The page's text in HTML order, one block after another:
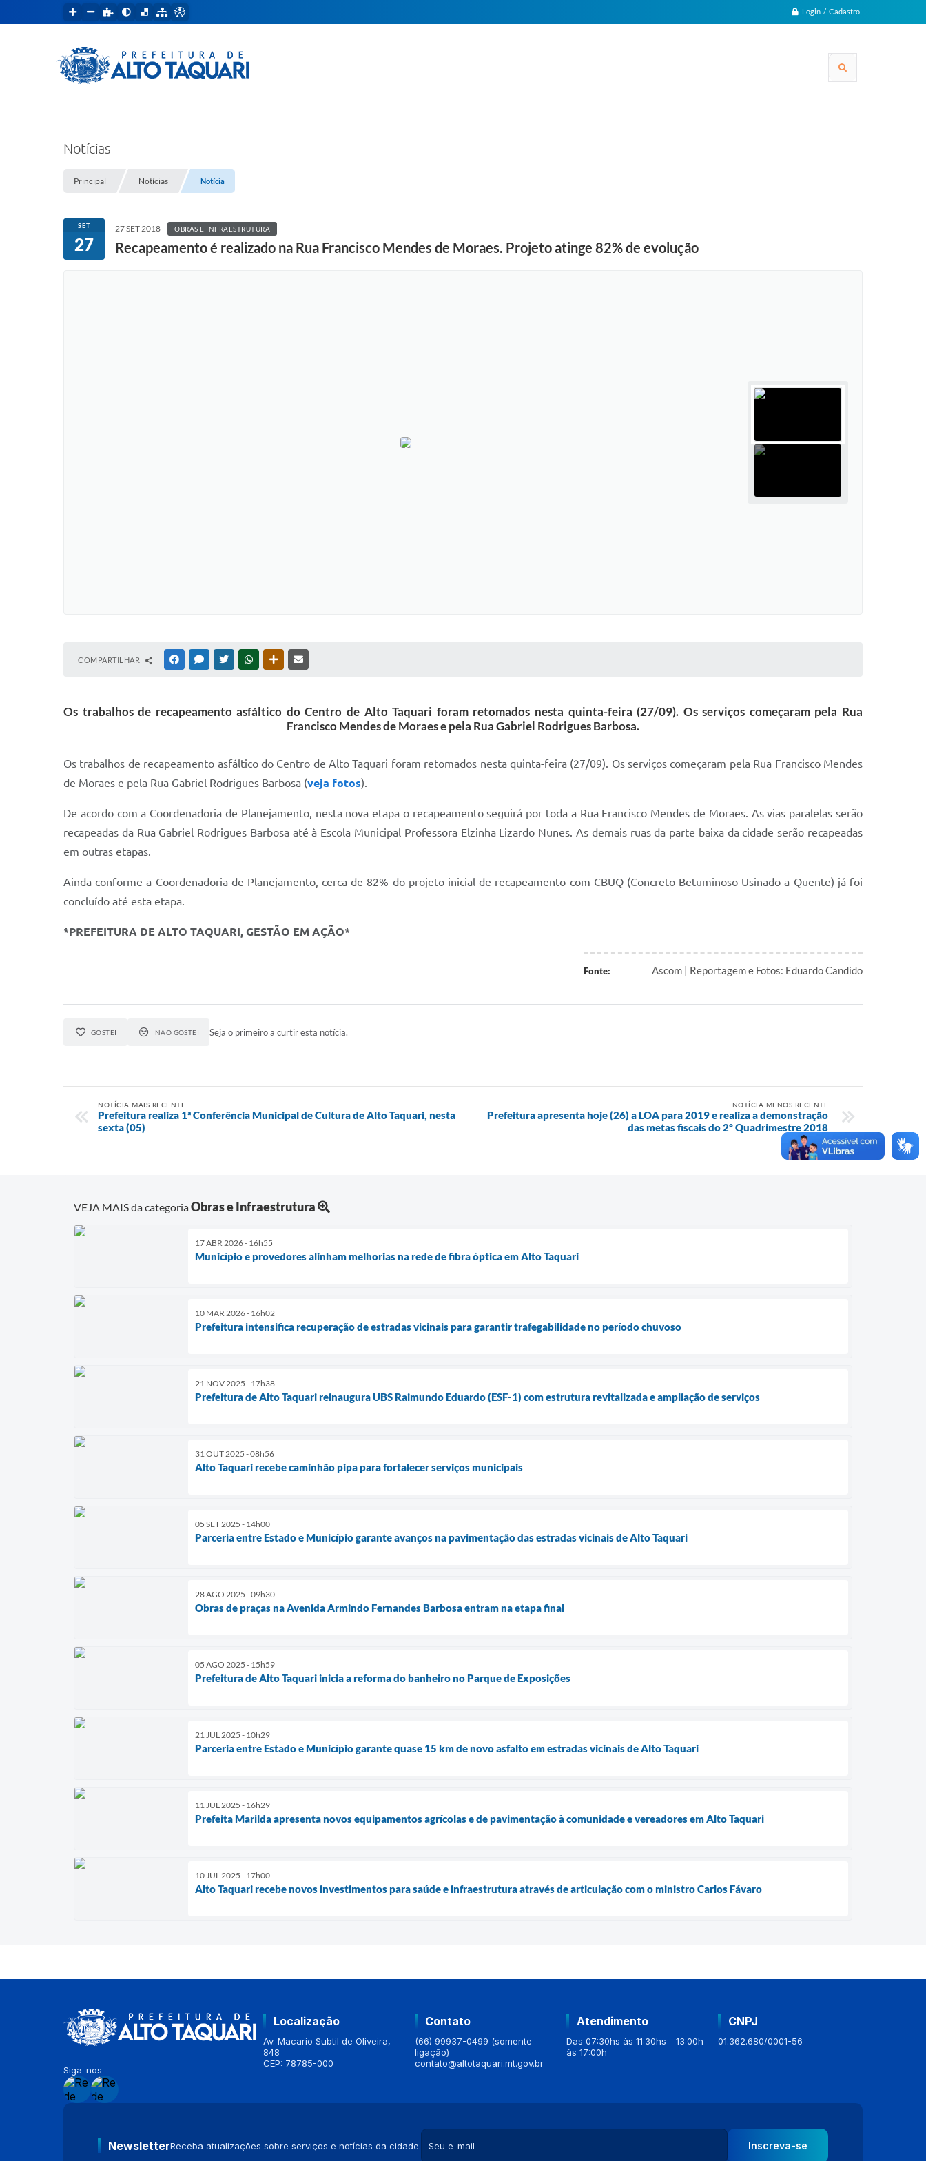
Login / Cadastro
Notícias
Principal Notícias Notícia
SET
27
27 SET 2018 OBRAS E INFRAESTRUTURA
Recapeamento é realizado na Rua Francisco Mendes de Moraes. Projeto atinge 82% de evolução
COMPARTILHAR FACEBOOKMESSENGER
TWITTERWHATSAPPOUTRAS MÍDIAS
Os trabalhos de recapeamento asfáltico do Centro de Alto Taquari foram retomados nesta quinta-feira (27/09). Os serviços começaram pela Rua
Francisco Mendes de Moraes e pela Rua Gabriel Rodrigues Barbosa.
Os trabalhos de recapeamento asfáltico do Centro de Alto Taquari foram retomados nesta quinta-feira (27/09). Os serviços começaram pela Rua Francisco Mendes
de Moraes e pela Rua Gabriel Rodrigues Barbosa (veja fotos).
De acordo com a Coordenadoria de Planejamento, nesta nova etapa o recapeamento seguirá por toda a Rua Francisco Mendes de Moraes. As vias paralelas serão
recapeadas da Rua Gabriel Rodrigues Barbosa até à Escola Municipal Professora Elzinha Lizardo Nunes. As demais ruas da parte baixa da cidade serão recapeadas
em outras etapas.
Ainda conforme a Coordenadoria de Planejamento, cerca de 82% do projeto inicial de recapeamento com CBUQ (Concreto Betuminoso Usinado a Quente) já foi
concluído até esta etapa.
*PREFEITURA DE ALTO TAQUARI, GESTÃO EM AÇÃO*
Fonte: Ascom | Reportagem e Fotos: Eduardo Candido
GOSTEI NÃO GOSTEI Seja o primeiro a curtir esta notícia.
NOTÍCIA MAIS RECENTE
Prefeitura realiza 1ª Conferência Municipal de Cultura de Alto Taquari, nesta
sexta (05)
NOTÍCIA MENOS RECENTE
Prefeitura apresenta hoje (26) a LOA para 2019 e realiza a demonstração
das metas fiscais do 2º Quadrimestre 2018
VEJA MAIS da categoriaObras e Infraestrutura
17 ABR 2026 - 16h55
Município e provedores alinham melhorias na rede de fibra óptica em Alto Taquari
10 MAR 2026 - 16h02
Prefeitura intensifica recuperação de estradas vicinais para garantir trafegabilidade no período chuvoso
21 NOV 2025 - 17h38
Prefeitura de Alto Taquari reinaugura UBS Raimundo Eduardo (ESF-1) com estrutura revitalizada e ampliação de serviços
31 OUT 2025 - 08h56
Alto Taquari recebe caminhão pipa para fortalecer serviços municipais
05 SET 2025 - 14h00
Parceria entre Estado e Município garante avanços na pavimentação das estradas vicinais de Alto Taquari
28 AGO 2025 - 09h30
Obras de praças na Avenida Armindo Fernandes Barbosa entram na etapa final
05 AGO 2025 - 15h59
Prefeitura de Alto Taquari inicia a reforma do banheiro no Parque de Exposições
21 JUL 2025 - 10h29
Parceria entre Estado e Município garante quase 15 km de novo asfalto em estradas vicinais de Alto Taquari
11 JUL 2025 - 16h29
Prefeita Marilda apresenta novos equipamentos agrícolas e de pavimentação à comunidade e vereadores em Alto Taquari
10 JUL 2025 - 17h00
Alto Taquari recebe novos investimentos para saúde e infraestrutura através de articulação com o ministro Carlos Fávaro
Siga-nos
Localização
Av. Macario Subtil de Oliveira,
848
CEP: 78785-000
Contato
(66) 99937-0499 (somente
ligação)
contato@altotaquari.mt.gov.br
Atendimento
Das 07:30hs às 11:30hs - 13:00h
às 17:00h
CNPJ
01.362.680/0001-56
NewsletterReceba atualizações sobre serviços e notícias da cidade. Inscreva-se